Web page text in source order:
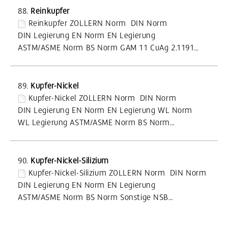
88. Reinkupfer
Reinkupfer ZOLLERN Norm DIN Norm
DIN Legierung EN Norm EN Legierung
ASTM/ASME Norm BS Norm GAM 11 CuAg 2.1191…
89. Kupfer-Nickel
Kupfer-Nickel ZOLLERN Norm DIN Norm
DIN Legierung EN Norm EN Legierung WL Norm
WL Legierung ASTM/ASME Norm BS Norm…
90. Kupfer-Nickel-Silizium
Kupfer-Nickel-Silizium ZOLLERN Norm DIN Norm
DIN Legierung EN Norm EN Legierung
ASTM/ASME Norm BS Norm Sonstige NSB…